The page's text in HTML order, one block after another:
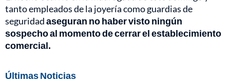
tanto empleados de la joyería como guardias de
seguridadaseguran no haber visto ningún
sospecho al momento de cerrar el establecimiento
comercial.
Últimas Noticias